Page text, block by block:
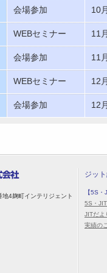
会場参加 10
WEBセミナー 11
会場参加 11
WEBセミナー 12
会場参加 12
4麹町インテリジェント
ジッ
【5S・
5S・
JITだよ
実績の